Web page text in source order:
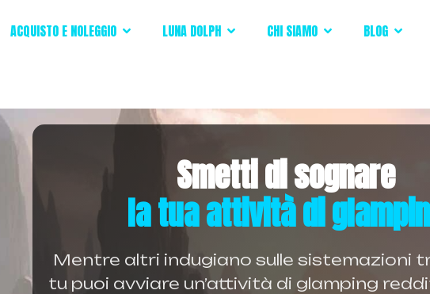
ACQUISTO E NOLEGGIO LUNA DOLPH CHI SIAMO BLOG
Smetti di sognare
la tua attività di
Mentre altri indugiano sulle sistemazioni
tu puoi avviare un’attività di glamping